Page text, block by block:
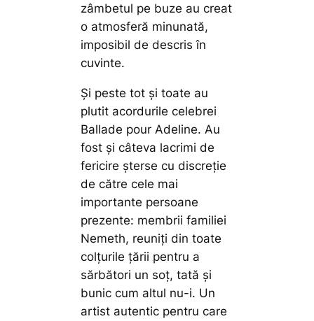
zâmbetul pe buze au creat
o atmosferă minunată,
imposibil de descris în
cuvinte.
Și peste tot și toate au
plutit acordurile celebrei
Ballade pour Adeline. Au
fost și câteva lacrimi de
fericire șterse cu discreție
de către cele mai
importante persoane
prezente: membrii familiei
Nemeth, reuniți din toate
colțurile țării pentru a
sărbători un soț, tată și
bunic cum altul nu-i. Un
artist autentic pentru care